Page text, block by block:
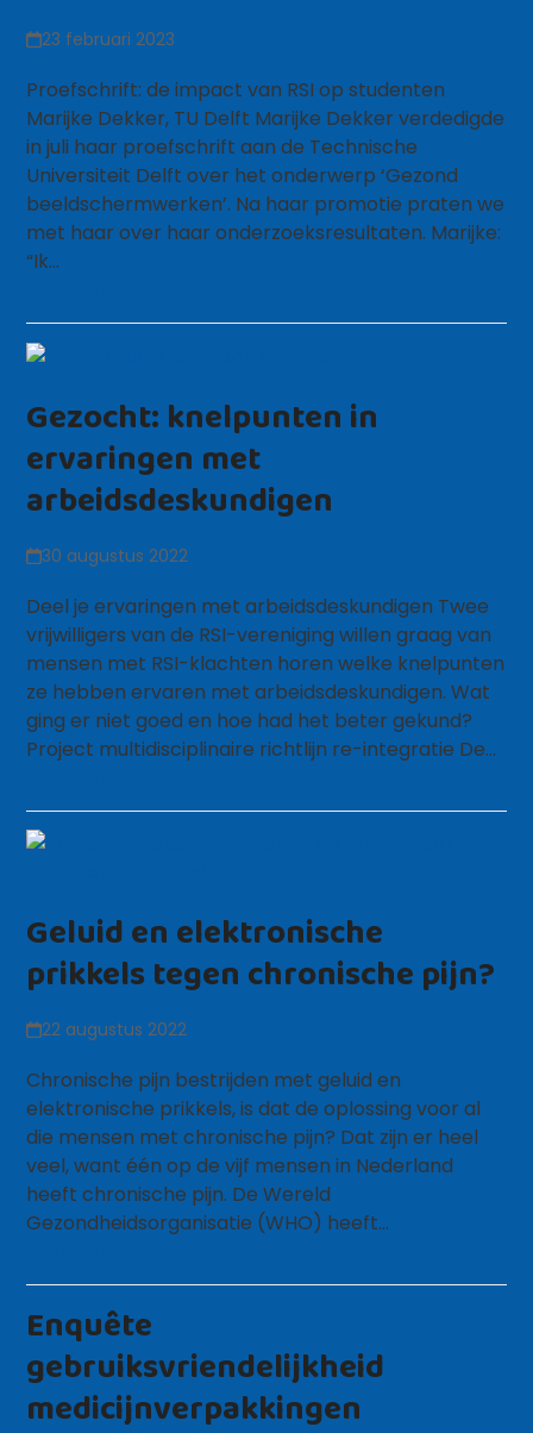
23 februari 2023
Proefschrift: de impact van RSI op studenten
Marijke Dekker, TU Delft Marijke Dekker verdedigde
in juli haar proefschrift aan de Technische
Universiteit Delft over het onderwerp ‘Gezond
beeldschermwerken’. Na haar promotie praten we
met haar over haar onderzoeksresultaten. Marijke:
“Ik…
Gezocht: knelpunten in
ervaringen met
arbeidsdeskundigen
30 augustus 2022
Deel je ervaringen met arbeidsdeskundigen Twee
vrijwilligers van de RSI-vereniging willen graag van
mensen met RSI-klachten horen welke knelpunten
ze hebben ervaren met arbeidsdeskundigen. Wat
ging er niet goed en hoe had het beter gekund?
Project multidisciplinaire richtlijn re-integratie De…
Geluid en elektronische
prikkels tegen chronische pijn?
22 augustus 2022
Chronische pijn bestrijden met geluid en
elektronische prikkels, is dat de oplossing voor al
die mensen met chronische pijn? Dat zijn er heel
veel, want één op de vijf mensen in Nederland
heeft chronische pijn. De Wereld
Gezondheidsorganisatie (WHO) heeft…
Enquête
gebruiksvriendelijkheid
medicijnverpakkingen